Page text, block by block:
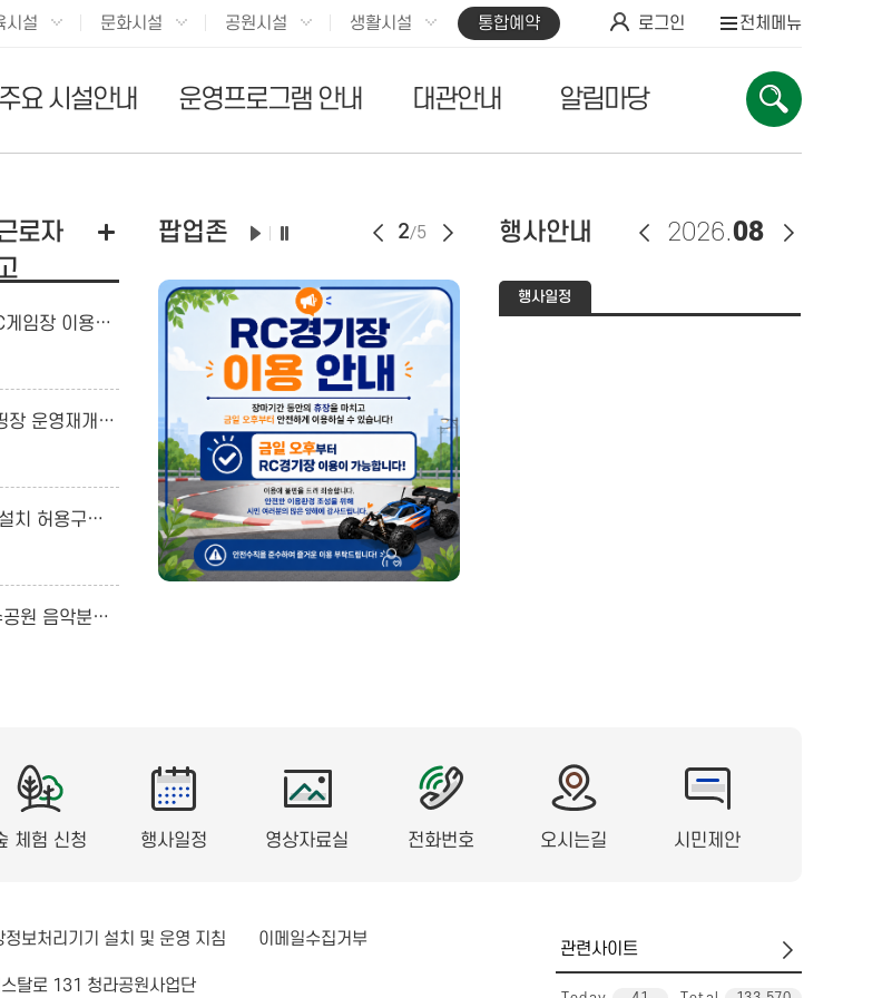
시설 문화시설 공원시설 생활시설 통합예약 로그인 전체메뉴
주요 시설안내 운영프로그램 안내 대관안내 알림마당
[공지] 청라 해변공원 RC게임장 이용수칙 안내
[공지] 청라해변공원 캠핑장 운영재개 예정 안내
[공지] 노을공원 그늘막 설치 허용구역 운영 안내 ​
[공지] 2026년 청라호수공원 음악분수 연주곡 목록 및 시간표
로자
팝업존 2 5 행사안내 2026.08
행사일정
체험 신청 행사일정 영상자료실 전화번호 오시는길 시민제안
정보처리기기 설치 및 운영 지침 이메일수집거부
탈로 131 청라공원사업단
관
련
사